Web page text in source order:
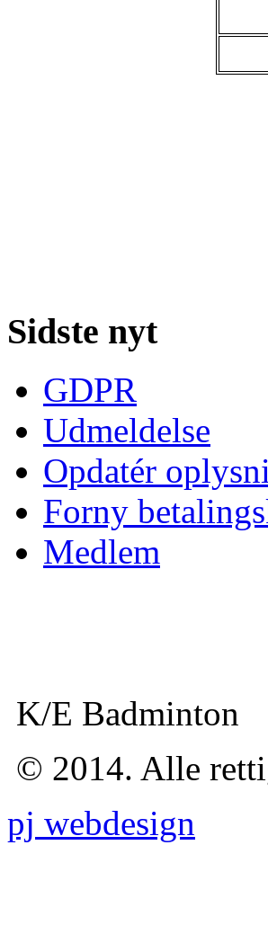
Sidste nyt
GDPR
Udmeldelse
Opdatér
Forny
Medlem
K/E Badminton
© 2014. Alle
pj webdesign